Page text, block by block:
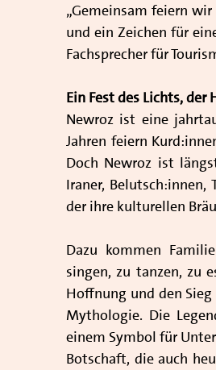
„Gemeinsam feiern
und ein Zeichen für
Fachsprecher für
Ein Fest des Lichts,
Newroz ist eine
Jahren feiern
Doch Newroz ist
Iraner, Belutsch:innen,
der ihre kulturellen
Dazu kommen
singen, zu tanzen, zu
Hoffnung und den
Mythologie. Die
einem Symbol für
Botschaft, die auch